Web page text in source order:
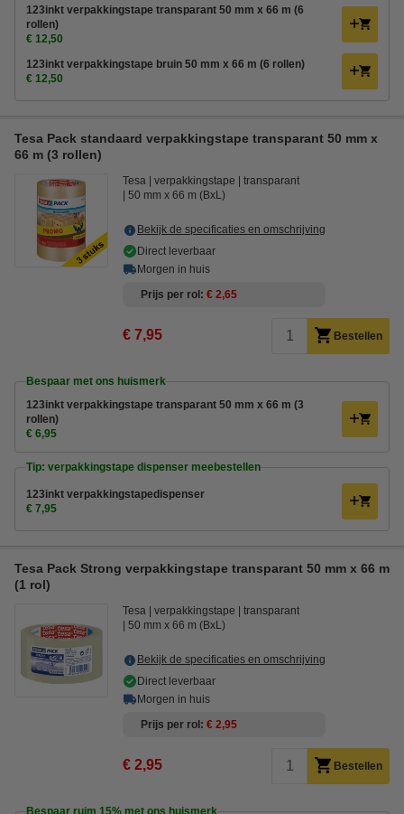
123inkt verpakkingstape transparant 50 mm x 66 m (6
rollen)
€ 12,50
123inkt verpakkingstape bruin 50 mm x 66 m (6 rollen)
€ 12,50
Tesa Pack standaard verpakkingstape transparant 50 mm x
66 m (3 rollen)
Tesa verpakkingstape
transparant
50 mm x 66 m (BxL)
Bekijk de specificaties en omschrijving
Direct leverbaar
Morgen in huis
Prijs per rol
€ 2,65
€ 7,95 Bestellen
Bespaar met ons huismerk
123inkt verpakkingstape transparant 50 mm x 66 m (3
rollen)
€ 6,95
Tip: verpakkingstape dispenser meebestellen
123inkt verpakkingstapedispenser
€ 7,95
Tesa Pack Strong verpakkingstape transparant 50 mm x 66 m
(1 rol)
Tesa verpakkingstape
transparant
50 mm x 66 m (BxL)
Bekijk de specificaties en omschrijving
Direct leverbaar
Morgen in huis
Prijs per rol
€ 2,95
€ 2,95 Bestellen
Bespaar ruim 15% met ons huismerk